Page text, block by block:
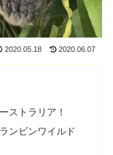
2020.05.18 2020.06.07
ストラリア！
ンビンワイルド